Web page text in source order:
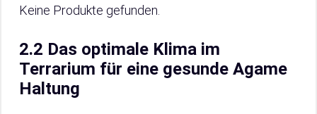
Keine Produkte gefunden.
2.2 Das optimale Klima im
Terrarium für eine gesunde Agame
Haltung